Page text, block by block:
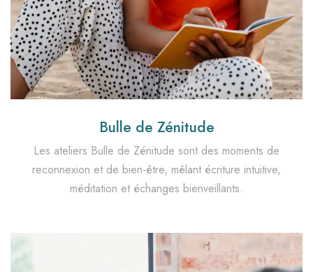
Bulle de Zénitude
Les ateliers Bulle de Zénitude sont des moments de
reconnexion et de bien-être, mêlant écriture intuitive,
méditation et échanges bienveillants.